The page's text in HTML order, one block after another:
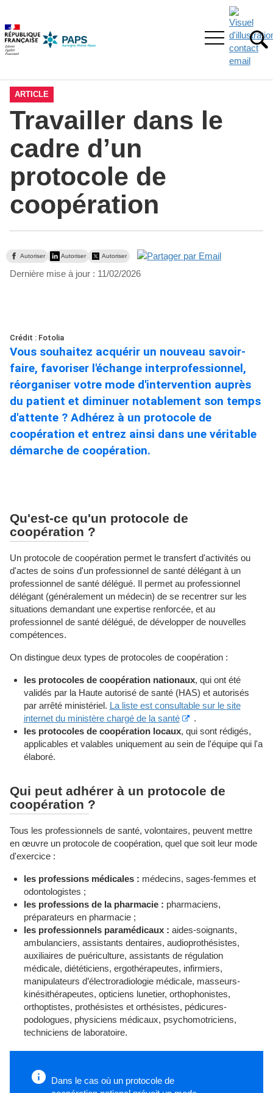
la
recherche
menu
principal,
contenu
Ouvrir
ARTICLE
Travailler dans le
cadre d’un
protocole de
coopération
Autoriser Autoriser Autoriser
Dernière mise à jour : 11/02/2026
Crédit : Fotolia
Vous souhaitez acquérir un nouveau savoir-
faire, favoriser l'échange interprofessionnel,
réorganiser votre mode d'intervention auprès
du patient et diminuer notablement son temps
d'attente ? Adhérez à un protocole de
coopération et entrez ainsi dans une véritable
démarche de coopération.
Qu'est-ce qu'un protocole de
coopération ?
Un protocole de coopération permet le transfert d'activités ou
d'actes de soins d'un professionnel de santé délégant à un
professionnel de santé délégué. Il permet au professionnel
délégant (généralement un médecin) de se recentrer sur les
situations demandant une expertise renforcée, et au
professionnel de santé délégué, de développer de nouvelles
compétences.
On distingue deux types de protocoles de coopération :
les protocoles de coopération nationaux, qui ont été
validés par la Haute autorisé de santé (HAS) et autorisés
par arrêté ministériel. La liste est consultable sur le site
internet du ministère chargé de la santé
.
les protocoles de coopération locaux, qui sont rédigés,
applicables et valables uniquement au sein de l'équipe qui l'a
élaboré.
Qui peut adhérer à un protocole de
coopération ?
Tous les professionnels de santé, volontaires, peuvent mettre
en œuvre un protocole de coopération, quel que soit leur mode
d'exercice :
les professions médicales : médecins, sages-femmes et
odontologistes ;
les professions de la pharmacie : pharmaciens,
préparateurs en pharmacie ;
les professionnels paramédicaux : aides-soignants,
ambulanciers, assistants dentaires, audioprothésistes,
auxiliaires de puériculture, assistants de régulation
médicale, diététiciens, ergothérapeutes, infirmiers,
manipulateurs d’électroradiologie médicale, masseurs-
kinésithérapeutes, opticiens lunetier, orthophonistes,
orthoptistes, prothésistes et orthésistes, pédicures-
podologues, physiciens médicaux, psychomotriciens,
techniciens de laboratoire.
Dans le cas où un protocole de